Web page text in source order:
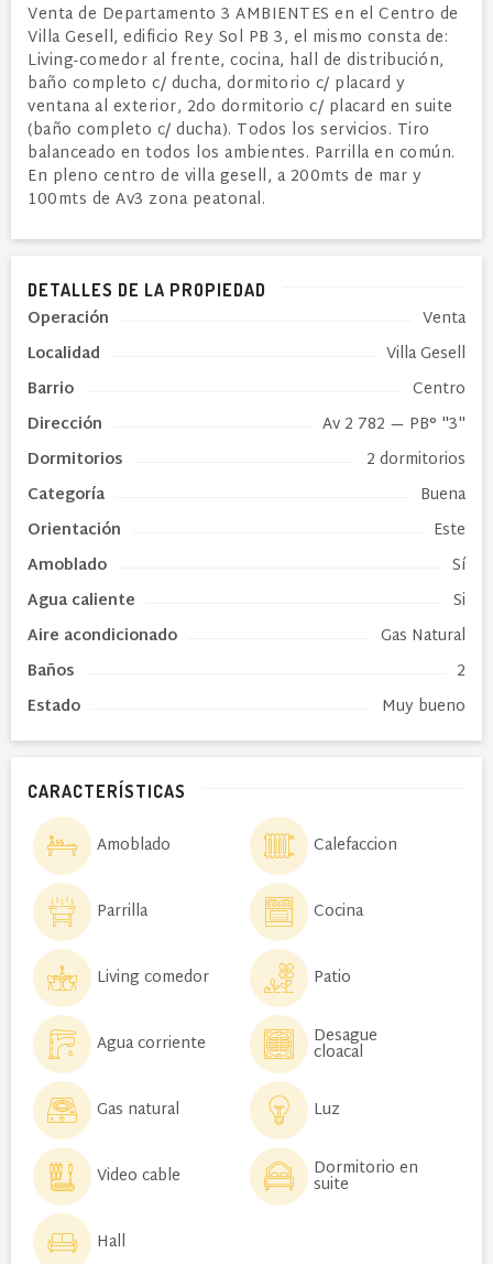
Venta de Departamento 3 AMBIENTES en el Centro de
Villa Gesell, edificio Rey Sol PB 3, el mismo consta de:
Living-comedor al frente, cocina, hall de distribución,
baño completo c/ ducha, dormitorio c/ placard y
ventana al exterior, 2do dormitorio c/ placard en suite
(baño completo c/ ducha). Todos los servicios. Tiro
balanceado en todos los ambientes. Parrilla en común.
En pleno centro de villa gesell, a 200mts de mar y
100mts de Av3 zona peatonal.
DETALLES DE LA PROPIEDAD
Operación
Venta
Localidad
Villa Gesell
Barrio
Centro
Dirección
Av 2 782 — PB° "3"
Dormitorios
2 dormitorios
Categoría
Buena
Orientación
Este
Amoblado
Sí
Agua caliente
Si
Aire acondicionado
Gas Natural
Baños
2
Estado
Muy bueno
CARACTERÍSTICAS
Amoblado Calefaccion
Parrilla Cocina
Living comedor Patio
Agua corriente Desague
cloacal
Gas natural Luz
Video cable Dormitorio en
suite
Hall